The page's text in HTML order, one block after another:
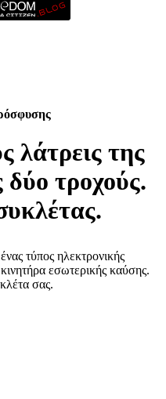
λάτρεις της
δύο τροχούς.
τύπος ηλεκτρονικής
εσωτερικής καύσης.
σας.